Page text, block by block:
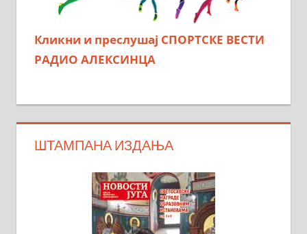
Кликни и преслушај СПОРТСКЕ ВЕСТИ
РАДИО АЛЕКСИНЦА
ШТАМПАНА ИЗДАЊА